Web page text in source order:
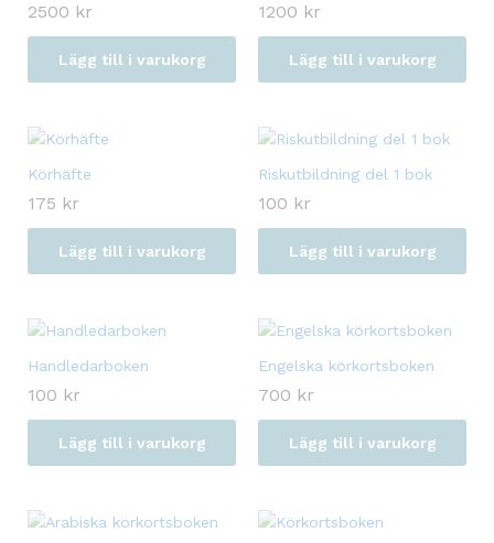
2500 kr
Lägg till i varukorg
1200 kr
Lägg till i varukorg
Körhäfte
175 kr
Lägg till i varukorg
Riskutbildning del 1 bok
100 kr
Lägg till i varukorg
Handledarboken
100 kr
Lägg till i varukorg
Engelska körkortsboken
700 kr
Lägg till i varukorg